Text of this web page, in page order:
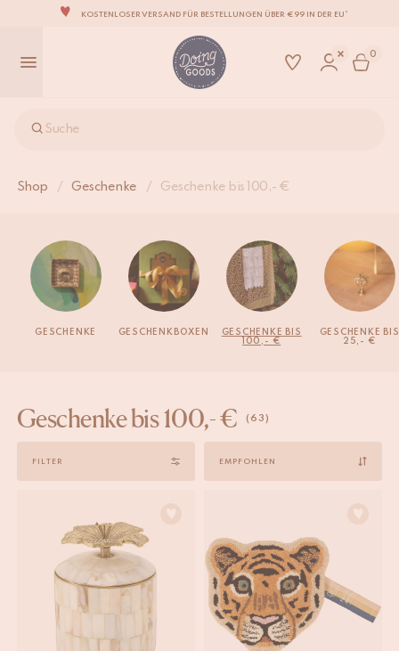
KOSTENLOSER VERSAND FÜR BESTELLUNGEN ÜBER €99 IN DER EU*
DIE LIEBENSWERTESTE WOHNACCESSOIRE-MARKE DER WELT
ZU 100% MIT LIEBE VON HAND GEFERTIGT
WIR VERPFLICHTEN UNS, DEINE ARTIKEL INNERHALB VON 1 BIS 2 WERKTAGEN ZU
0
Suche
Shop / Geschenke / Geschenke bis 100,- €
GESCHENKE GESCHENKBOXEN
GESCHENKE BIS
100,- €
GESCHENKE BIS
25,- €
Geschenke bis 100,- € (63)
FILTER